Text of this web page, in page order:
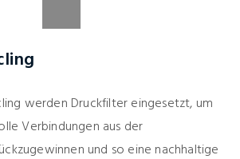
werden Druckfilter eingesetzt, um
Verbindungen aus der
und so eine nachhaltige